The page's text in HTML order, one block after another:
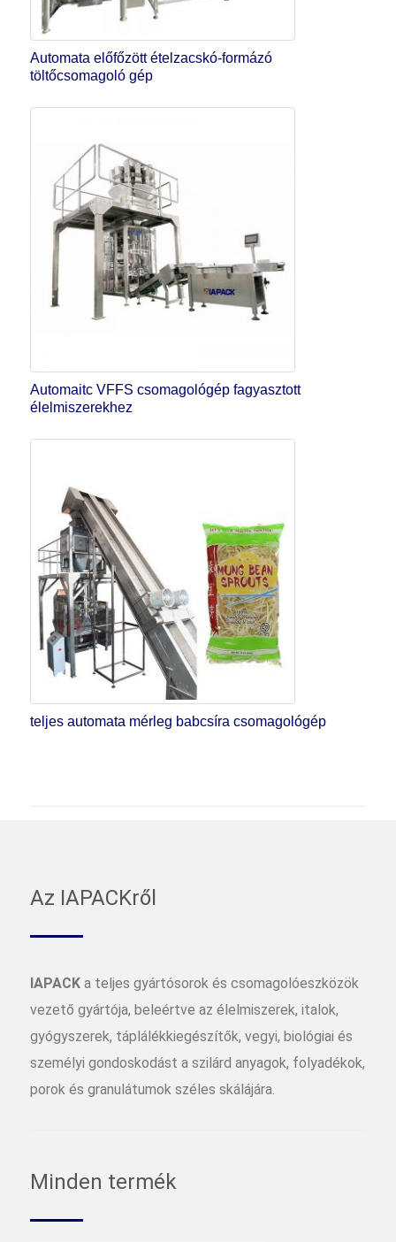
Automata előfőzött ételzacskó-formázó
töltőcsomagoló gép
Automaitc VFFS csomagológép fagyasztott
élelmiszerekhez
teljes automata mérleg babcsíra csomagológép
Az IAPACKről
IAPACK a teljes gyártósorok és csomagolóeszközök
vezető gyártója, beleértve az élelmiszerek, italok,
gyógyszerek, táplálékkiegészítők, vegyi, biológiai és
személyi gondoskodást a szilárd anyagok, folyadékok,
porok és granulátumok széles skálájára.
Minden termék